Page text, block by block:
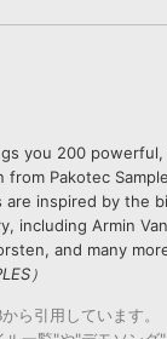
you 200
Pakotec
inspired by the
including Armin
and many
）
ら引用しています。